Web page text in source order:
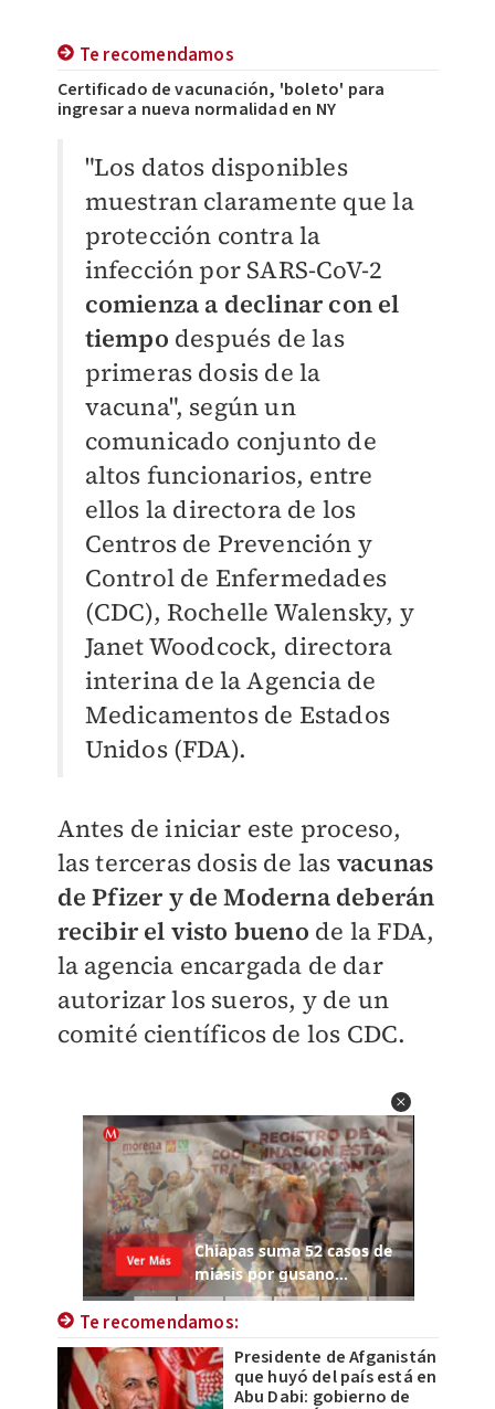
Te recomendamos
Certificado de vacunación, 'boleto' para
ingresar a nueva normalidad en NY
"Los datos disponibles
muestran claramente que la
protección contra la
infección por SARS-CoV-2
comienza a declinar con el
tiempo después de las
primeras dosis de la
vacuna", según un
comunicado conjunto de
altos funcionarios, entre
ellos la directora de los
Centros de Prevención y
Control de Enfermedades
(CDC), Rochelle Walensky, y
Janet Woodcock, directora
interina de la Agencia de
Medicamentos de Estados
Unidos (FDA).
Antes de iniciar este proceso,
las terceras dosis de las vacunas
de Pfizer y de Moderna deberán
recibir el visto bueno de la FDA,
la agencia encargada de dar
autorizar los sueros, y de un
comité científicos de los CDC.
Te recomendamos:
Presidente de Afganistán
que huyó del país está en
Abu Dabi: gobierno de